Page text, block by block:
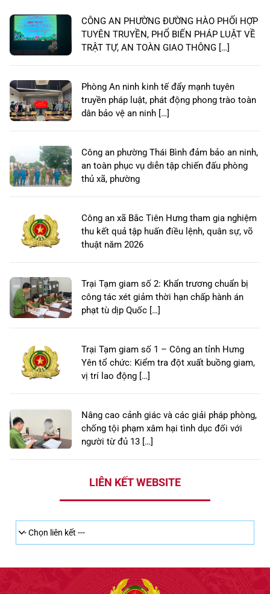
CÔNG AN PHƯỜNG ĐƯỜNG HÀO PHỐI HỢP
TUYÊN TRUYỀN, PHỔ BIẾN PHÁP LUẬT VỀ
TRẬT TỰ, AN TOÀN GIAO THÔNG […]
Phòng An ninh kinh tế đẩy mạnh tuyên
truyền pháp luật, phát động phong trào toàn
dân bảo vệ an ninh […]
Công an phường Thái Bình đảm bảo an ninh,
an toàn phục vụ diễn tập chiến đấu phòng
thủ xã, phường
Công an xã Bắc Tiên Hưng tham gia nghiệm
thu kết quả tập huấn điều lệnh, quân sự, võ
thuật năm 2026
Trại Tạm giam số 2: Khẩn trương chuẩn bị
công tác xét giảm thời hạn chấp hành án
phạt tù dịp Quốc […]
Trại Tạm giam số 1 – Công an tỉnh Hưng
Yên tổ chức: Kiểm tra đột xuất buồng giam,
vị trí lao động […]
Nâng cao cảnh giác và các giải pháp phòng,
chống tội phạm xâm hại tình dục đối với
người từ đủ 13 […]
LIÊN KẾT WEBSITE